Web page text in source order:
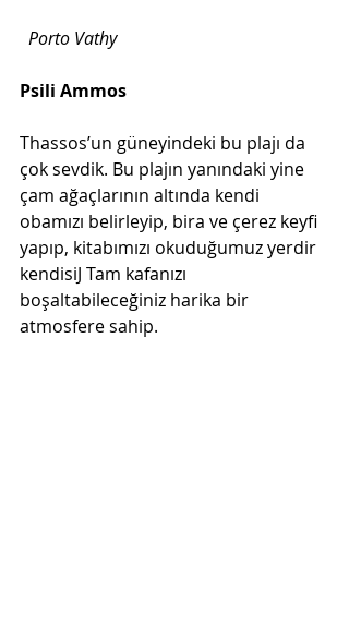
Porto Vathy
Psili Ammos
Thassos’un güneyindeki bu plajı da
çok sevdik. Bu plajın yanındaki yine
çam ağaçlarının altında kendi
obamızı belirleyip, bira ve çerez keyfi
yapıp, kitabımızı okuduğumuz yerdir
kendisiJ Tam kafanızı
boşaltabileceğiniz harika bir
atmosfere sahip.